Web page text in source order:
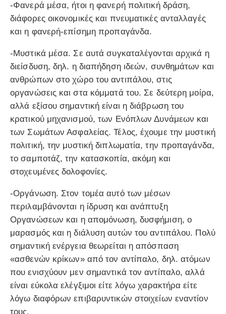
-Φανερά μέσα, ήτοι η φανερή πολιτική δράση,
διάφορες οικονομικές και πνευματικές ανταλλαγές
και η φανερή-επίσημη προπαγάνδα.
-Μυστικά μέσα. Σε αυτά συγκαταλέγονται αρχικά η
διείσδυση, δηλ. η διαπήδηση ιδεών, συνθημάτων και
ανθρώπων στο χώρο του αντιπάλου, στις
οργανώσεις και στα κόμματά του. Σε δεύτερη μοίρα,
αλλά εξίσου σημαντική είναι η διάβρωση του
κρατικού μηχανισμού, των Ενόπλων Δυνάμεων και
των Σωμάτων Ασφαλείας. Τέλος, έχουμε την μυστική
πολιτική, την μυστική διπλωματία, την προπαγάνδα,
το σαμποτάζ, την κατασκοπία, ακόμη και
στοχευμένες δολοφονίες.
-Οργάνωση. Στον τομέα αυτό των μέσων
περιλαμβάνονται η ίδρυση και ανάπτυξη
Οργανώσεων και η απομόνωση, δυσφήμιση, ο
μαρασμός και η διάλυση αυτών του αντιπάλου. Πολύ
σημαντική ενέργεια θεωρείται η απόσπαση
«ασθενών κρίκων» από τον αντίπαλο, δηλ. ατόμων
που ενισχύουν μεν σημαντικά τον αντίπαλο, αλλά
είναι εύκολα ελέγξιμοι είτε λόγω χαρακτήρα είτε
λόγω διαφόρων επιβαρυντικών στοιχείων εναντίον
τους.